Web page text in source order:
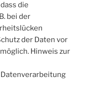
die
bei der
der Daten vor
Hinweis zur